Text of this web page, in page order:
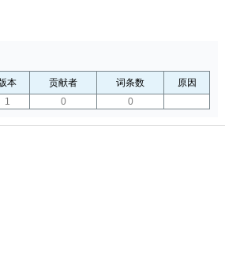
本 贡献者 词条数
原因
1 0 0